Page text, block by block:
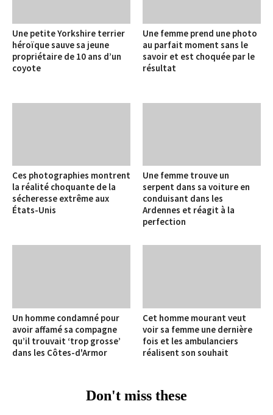
Une petite Yorkshire terrier
héroïque sauve sa jeune
propriétaire de 10 ans d’un
coyote
Une femme prend une photo
au parfait moment sans le
savoir et est choquée par le
résultat
Ces photographies montrent
la réalité choquante de la
sécheresse extrême aux
États-Unis
Une femme trouve un
serpent dans sa voiture en
conduisant dans les
Ardennes et réagit à la
perfection
Un homme condamné pour
avoir affamé sa compagne
qu’il trouvait ‘trop grosse’
dans les Côtes-d'Armor
Cet homme mourant veut
voir sa femme une dernière
fois et les ambulanciers
réalisent son souhait
Don't miss these